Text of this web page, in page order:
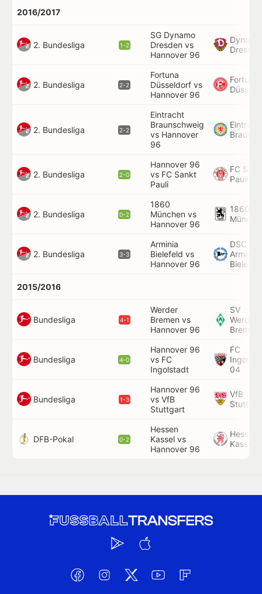
2016/2017
2. Bundesliga 1-2
SG Dynamo
Dresden vs
Hannover 96
Dynamo
Dresden
2. Bundesliga 2-2
Fortuna
Düsseldorf vs
Hannover 96
Fortuna
2. Bundesliga 2-2
Eintracht
Braunschweig
vs Hannover
96
2. Bundesliga 2-0
Hannover 96
vs FC Sankt
Pauli
FC St.
Pauli
2. Bundesliga 0-2
1860
München vs
Hannover 96
1860
2. Bundesliga 3-3
Arminia
Bielefeld vs
Hannover 96
DSC
Arminia
Bielefeld
2015/2016
Bundesliga 4-1
Werder
Bremen vs
Hannover 96
SV
Werder
Bremen
Bundesliga 4-0
Hannover 96
vs FC
Ingolstadt
FC
04
Bundesliga 1-3
Hannover 96
vs VfB
Stuttgart
VfB
DFB-Pokal 0-2
Hessen
Kassel vs
Hannover 96
Hessen
Kassel